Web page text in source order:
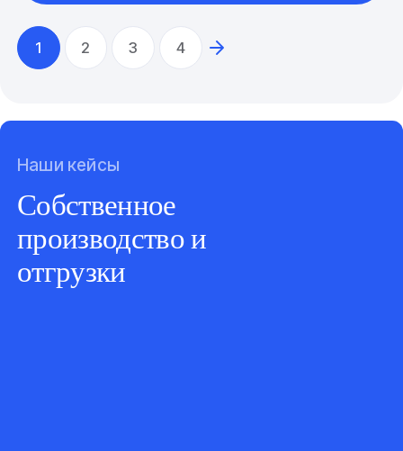
1 2 3 4
Наши кейсы
Собственное
производство и
отгрузки